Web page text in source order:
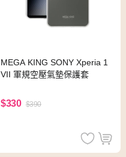
MEGA KING SONY Xperia 1
VII 軍規空壓氣墊保護套
$330 $390